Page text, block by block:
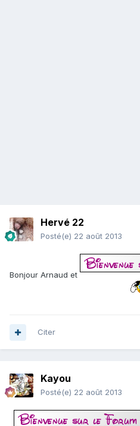
Hervé 22
Posté(e) 22 août 2013
Bonjour Arnaud et
Citer
Kayou
Posté(e) 22 août 2013